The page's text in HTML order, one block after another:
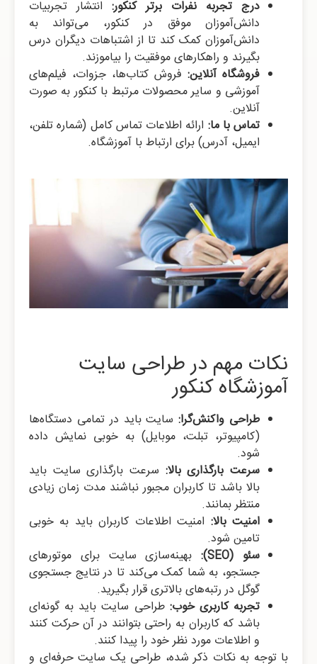
درج تجربه نفرات برتر کنکور: انتشار تجربیات
دانش‌آموزان موفق در کنکور، می‌تواند به
دانش‌آموزان کمک کند تا از اشتباهات دیگران درس
بگیرند و راهکارهای موفقیت را بیاموزند.
فروشگاه آنلاین: فروش کتاب‌ها، جزوات، فیلم‌های
آموزشی و سایر محصولات مرتبط با کنکور به صورت
آنلاین.
تماس با ما: ارائه اطلاعات تماس کامل (شماره تلفن،
ایمیل، آدرس) برای ارتباط با آموزشگاه.
نکات مهم در طراحی سایت
آموزشگاه کنکور
طراحی واکنش‌گرا:سایت باید در تمامی دستگاه‌ها
(کامپیوتر، تبلت، موبایل) به خوبی نمایش داده
شود.
سرعت بارگذاری بالا: سرعت بارگذاری سایت باید
بالا باشد تا کاربران مجبور نباشند مدت زمان زیادی
منتظر بمانند.
امنیت بالا: امنیت اطلاعات کاربران باید به خوبی
تامین شود.
سئو (SEO):
بهینه‌سازی سایت برای موتورهای
جستجو، به شما کمک می‌کند تا در نتایج جستجوی
گوگل در رتبه‌های بالاتری قرار بگیرید.
تجربه کاربری خوب: طراحی سایت باید به گونه‌ای
باشد که کاربران به راحتی بتوانند در آن حرکت کنند
و اطلاعات مورد نظر خود را پیدا کنند.
با توجه به نکات ذکر شده، طراحی یک سایت حرفه‌ای و